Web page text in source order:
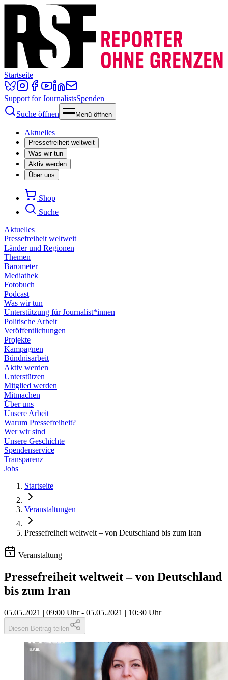
Startseite
Support for JournalistsSpenden
Suche öffnen
Menü öffnen
Aktuelles
Pressefreiheit weltweit
Was wir tun
Aktiv werden
Über uns
Shop
Suche
Aktuelles
Pressefreiheit weltweit
Länder und Regionen
Themen
Barometer
Mediathek
Fotobuch
Podcast
Was wir tun
Unterstützung für Journalist*innen
Politische Arbeit
Veröffentlichungen
Projekte
Kampagnen
Bündnisarbeit
Aktiv werden
Unterstützen
Mitglied werden
Mitmachen
Über uns
Unsere Arbeit
Warum Pressefreiheit?
Wer wir sind
Unsere Geschichte
Spendenservice
Transparenz
Jobs
Startseite
Veranstaltungen
Pressefreiheit weltweit – von Deutschland bis zum Iran
Veranstaltung
Pressefreiheit weltweit – von Deutschland
bis zum Iran
05.05.2021 | 09:00 Uhr- 05.05.2021 | 10:30 Uhr
Diesen Beitrag teilen